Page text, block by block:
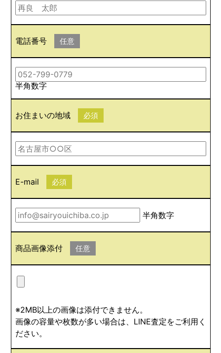
電話番号 任意
半角数字
お住まいの地域 必須
E-mail 必須
半角数字
商品画像添付 任意
※2MB以上の画像は添付できません。
画像の容量や枚数が多い場合は、LINE査定をご利用く
ださい。